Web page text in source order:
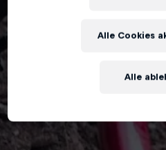
Alle
Alle Cookies